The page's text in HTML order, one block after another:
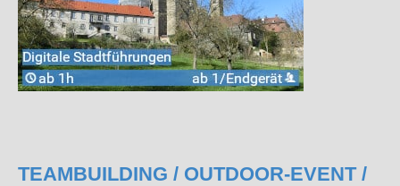
TEAMBUILDING / OUTDOOR-EVENT /